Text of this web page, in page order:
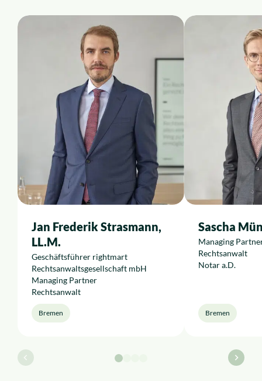
Jan Frederik Strasmann,
LL.M.
Geschäftsführer rightmart
Rechtsanwaltsgesellschaft mbH
Managing Partner
Rechtsanwalt
Bremen
Sascha
Managing
Rechtsanwalt
Notar a.D.
Bremen